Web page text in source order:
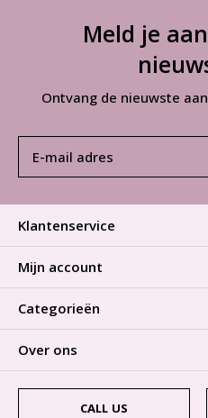
Meld je
Ontvang de nieuwste
Klantenservice
Mijn account
Categorieën
Over ons
CALL US